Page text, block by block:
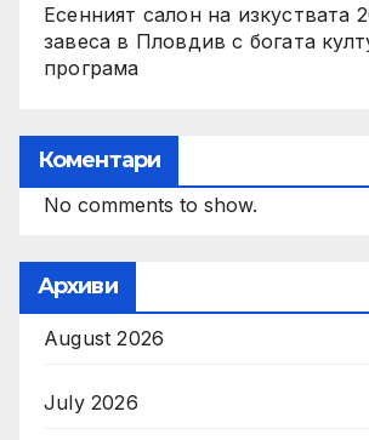
Есенният салон на изкуствата
завеса в Пловдив с богата
програма
Коментари
No comments to show.
Архиви
August 2026
July 2026